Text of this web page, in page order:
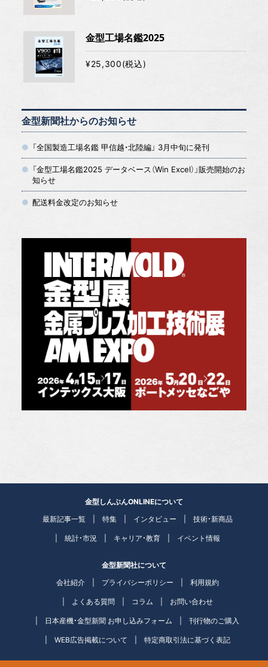
金型工場名鑑2025
¥25,300(税込)
金型新聞社からのお知らせ
「全国製造工場名鑑 甲信越・北陸編」 3月中旬に発刊
「金型工場名鑑2025 データベース（Win Excel）」販売開始のお
知らせ
配送料金改定のお知らせ
金型しんぶんONLINEについて
最新記事一覧
特集 インタビュー 技術・新商品
統計・市況 キャリア・教育 イベント情報
金型新聞社について
会社紹介
プライバシーポリシー 利用規約
よくある質問 コラム お問い合わせ
日本産機・金型新聞 お申し込みフォーム 刊行物のご購入
WEB広告掲載について 特定商取引法に基づく表記